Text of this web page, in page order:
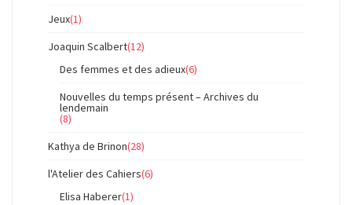
Jeux(1)
Joaquin Scalbert(12)
Des femmes et des adieux(6)
Nouvelles du temps présent – Archives du
lendemain
(8)
Kathya de Brinon(28)
l'Atelier des Cahiers(6)
Elisa Haberer(1)